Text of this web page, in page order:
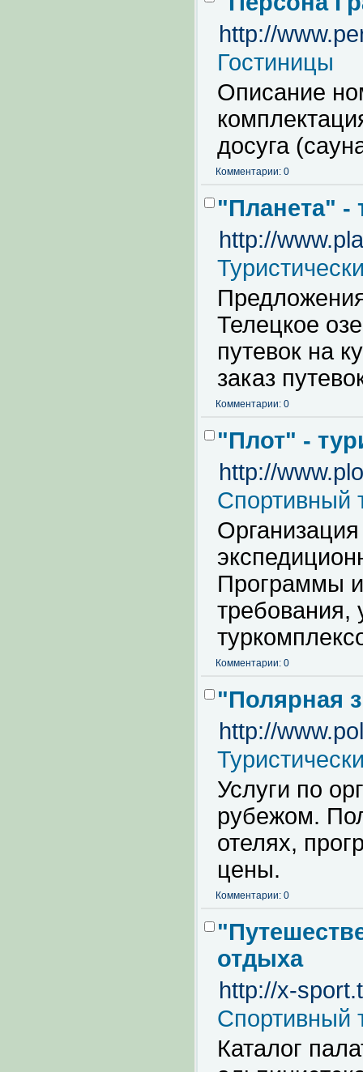
http://
Гостиницы
Описание
досуга
Комментарии: 0
"Планета" -
http://
Телецкое
путевок на
заказ
Комментарии: 0
"Плот" -
http://
Спортивный
Программы
требования,
Комментарии: 0
"Полярная
http://
Услуги по
рубежом.
отелях,
цены.
Комментарии: 0
отдыха
http://x-
Спортивный
Каталог